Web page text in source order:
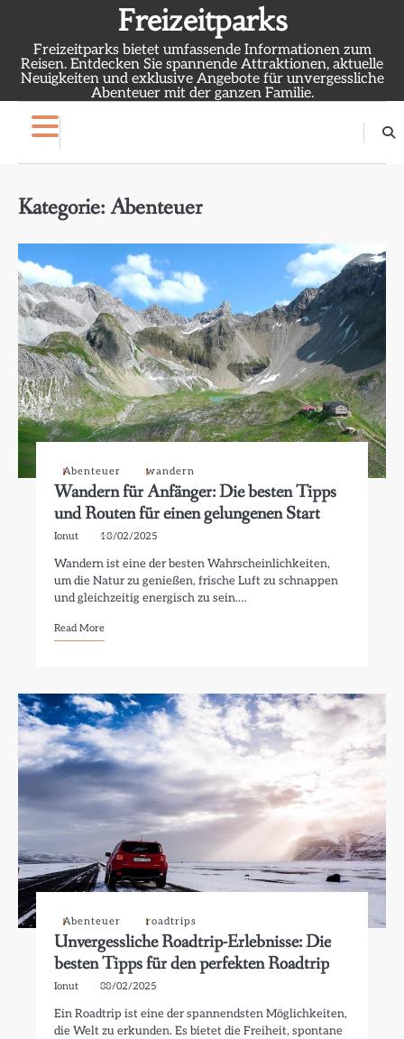
content
Freizeitparks
Freizeitparks bietet umfassende Informationen zum
Reisen. Entdecken Sie spannende Attraktionen, aktuelle
Neuigkeiten und exklusive Angebote für unvergessliche
Abenteuer mit der ganzen Familie.
Kategorie:Abenteuer
Abenteuer wandern
Wandern für Anfänger: Die besten Tipps
und Routen für einen gelungenen Start
Ionut 18/02/2025
Wandern ist eine der besten Wahrscheinlichkeiten,
um die Natur zu genießen, frische Luft zu schnappen
und gleichzeitig energisch zu sein.…
Read More
Abenteuer roadtrips
Unvergessliche Roadtrip-Erlebnisse: Die
besten Tipps für den perfekten Roadtrip
Ionut 08/02/2025
Ein Roadtrip ist eine der spannendsten Möglichkeiten,
die Welt zu erkunden. Es bietet die Freiheit, spontane